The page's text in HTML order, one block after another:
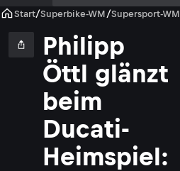
Start/Superbike-WM /Supersport-WM
Philipp
Öttl glänzt
beim
Ducati-
Heimspiel: